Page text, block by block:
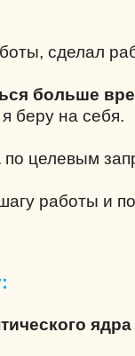
сделал
больше
беру на себя.
по целевым
работы и
ядра